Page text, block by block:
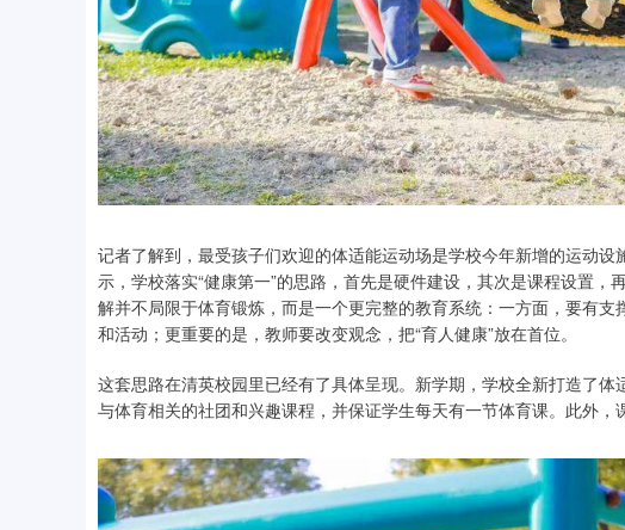
记者了解到，最受孩子们欢迎的体适能运动场是学校今年新增的运动
示，学校落实“健康第一”的思路，首先是硬件建设，其次是课程设置
解并不局限于体育锻炼，而是一个更完整的教育系统：一方面，要有
和活动；更重要的是，教师要改变观念，把“育人健康”放在首位。
这套思路在清英校园里已经有了具体呈现。新学期，学校全新打造了
与体育相关的社团和兴趣课程，并保证学生每天有一节体育课。此外，